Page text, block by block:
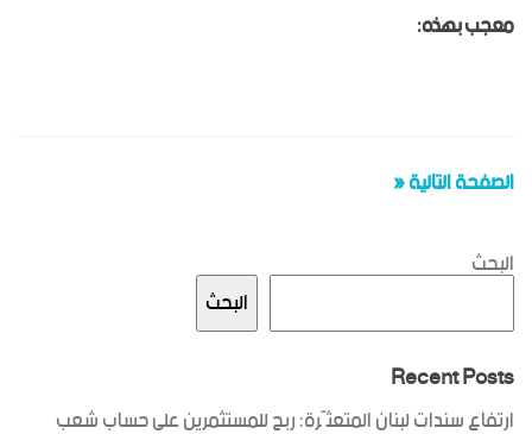
معجب بهذه:
الصفحة التالية «
البحث
البحث
Recent Posts
ارتفاع سندات لبنان المتعثّرة: ربح للمستثمرين على حساب شعب